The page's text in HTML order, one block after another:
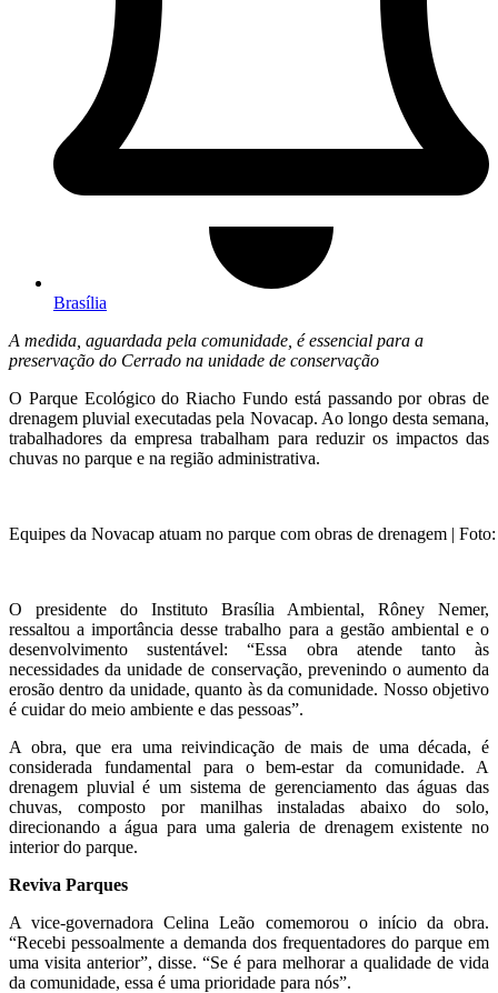
Brasília
A medida, aguardada pela comunidade, é essencial para a
preservação do Cerrado na unidade de conservação
O Parque Ecológico do Riacho Fundo está passando por obras de
drenagem pluvial executadas pela Novacap. Ao longo desta semana,
trabalhadores da empresa trabalham para reduzir os impactos das
chuvas no parque e na região administrativa.
Equipes da Novacap atuam no parque com obras de drenagem |
O presidente do Instituto Brasília Ambiental, Rôney Nemer,
ressaltou a importância desse trabalho para a gestão ambiental e o
desenvolvimento sustentável: “Essa obra atende tanto às
necessidades da unidade de conservação, prevenindo o aumento da
erosão dentro da unidade, quanto às da comunidade. Nosso objetivo
é cuidar do meio ambiente e das pessoas”.
A obra, que era uma reivindicação de mais de uma década, é
considerada fundamental para o bem-estar da comunidade. A
drenagem pluvial é um sistema de gerenciamento das águas das
chuvas, composto por manilhas instaladas abaixo do solo,
direcionando a água para uma galeria de drenagem existente no
interior do parque.
Reviva Parques
A vice-governadora Celina Leão comemorou o início da obra.
“Recebi pessoalmente a demanda dos frequentadores do parque em
uma visita anterior”, disse. “Se é para melhorar a qualidade de vida
da comunidade, essa é uma prioridade para nós”.